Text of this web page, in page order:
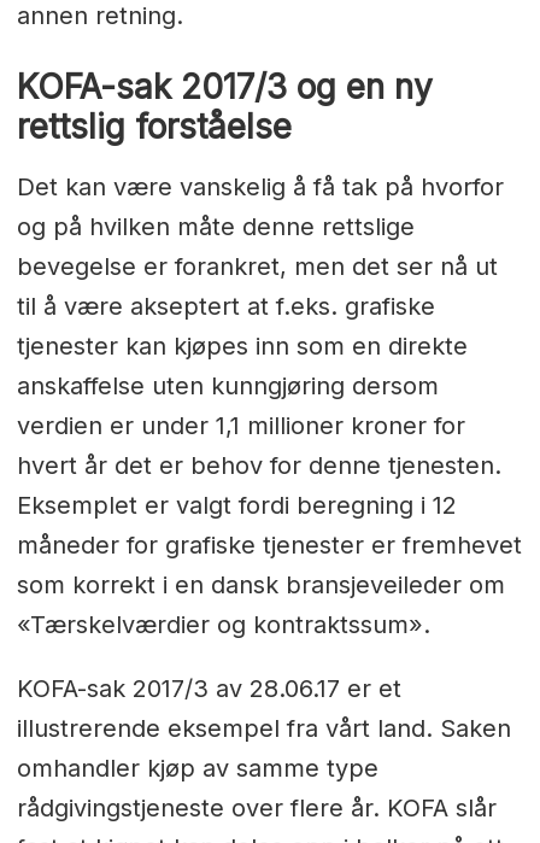
annen retning.
KOFA-sak 2017/3 og en ny
rettslig forståelse
Det kan være vanskelig å få tak på hvorfor
og på hvilken måte denne rettslige
bevegelse er forankret, men det ser nå ut
til å være akseptert at f.eks. grafiske
tjenester kan kjøpes inn som en direkte
anskaffelse uten kunngjøring dersom
verdien er under 1,1 millioner kroner for
hvert år det er behov for denne tjenesten.
Eksemplet er valgt fordi beregning i 12
måneder for grafiske tjenester er fremhevet
som korrekt i en dansk bransjeveileder om
«Tærskelværdier og kontraktssum».
KOFA-sak 2017/3 av 28.06.17 er et
illustrerende eksempel fra vårt land. Saken
omhandler kjøp av samme type
rådgivingstjeneste over flere år. KOFA slår